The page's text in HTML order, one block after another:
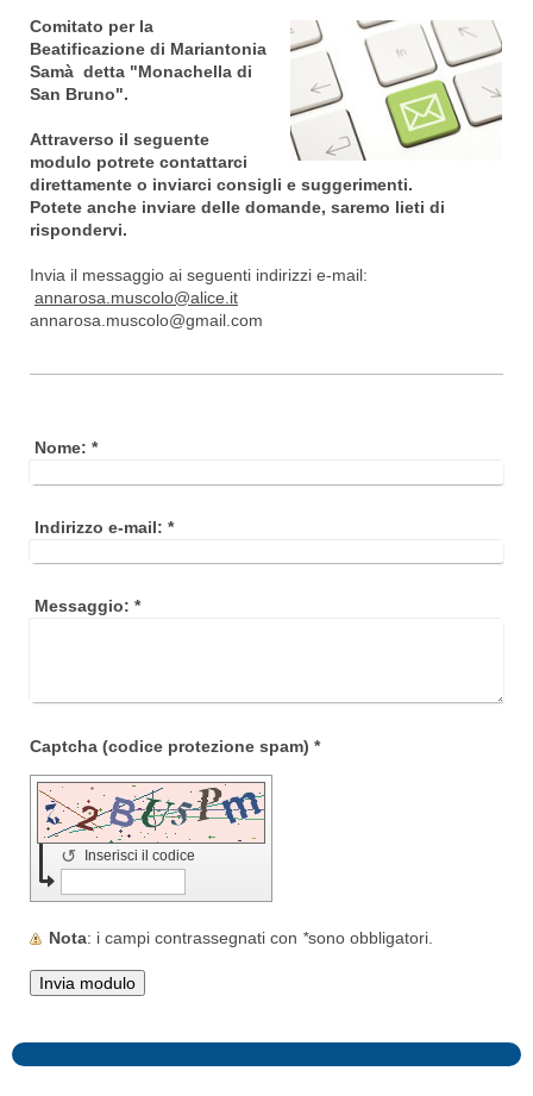
Comitato per la
Beatificazione di Mariantonia
Samà detta "Monachella di
San Bruno".
Attraverso il seguente
modulo potrete contattarci
direttamente o inviarci consigli e suggerimenti.
Potete anche inviare delle domande, saremo lieti di
rispondervi.
Invia il messaggio ai seguenti indirizzi e-mail:
annarosa.muscolo@alice.it
annarosa.muscolo@gmail.com
Nome: *
Indirizzo e-mail: *
Messaggio: *
Captcha (codice protezione spam) *
Inserisci il codice
↺
Nota : i campi contrassegnati con *sono obbligatori.